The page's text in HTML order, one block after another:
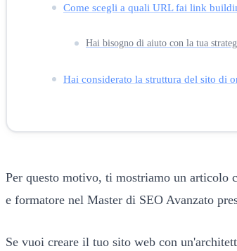
Come scegli a quali URL fai link
Hai bisogno di aiuto con la tua
Hai considerato la struttura del sito di
Per questo motivo, ti mostriamo un articolo
e formatore nel Master di SEO Avanzato
Se vuoi creare il tuo sito web con